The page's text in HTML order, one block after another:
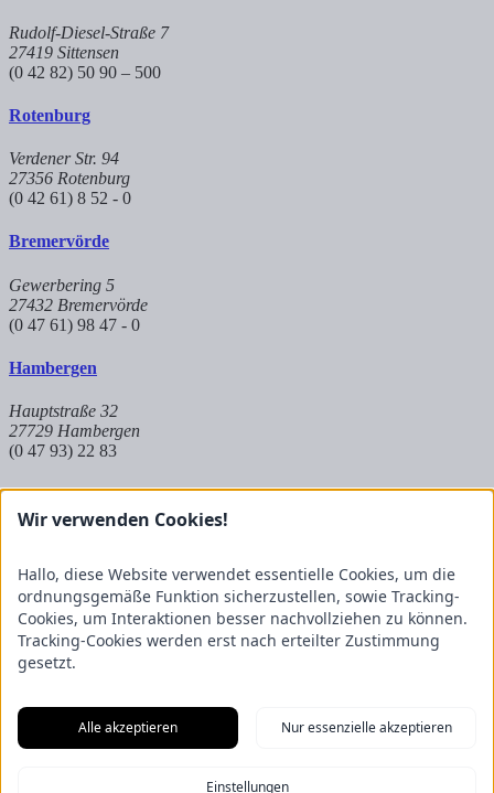
Rudolf-Diesel-Straße 7
27419 Sittensen
(0 42 82) 50 90 – 500
Rotenburg
Verdener Str. 94
27356 Rotenburg
(0 42 61) 8 52 - 0
Bremervörde
Gewerbering 5
27432 Bremervörde
(0 47 61) 98 47 - 0
Hambergen
Hauptstraße 32
27729 Hambergen
(0 47 93) 22 83
Hoya
(0 42 51) 9 83 8 - 573
Partnerbetrieb Mangels
Raiffeisenstraße 20
(0 47 45) 23 697 - 50
Wir verwenden Cookies!
Hallo, diese Website verwendet essentielle Cookies, um die
ordnungsgemäße Funktion sicherzustellen, sowie Tracking-
Cookies, um Interaktionen besser nachvollziehen zu können.
Tracking-Cookies werden erst nach erteilter Zustimmung
gesetzt.
Alle akzeptieren Nur essenzielle akzeptieren
Einstellungen